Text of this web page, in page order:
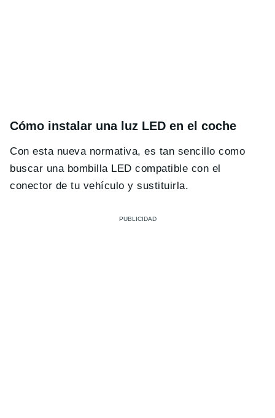
Cómo instalar una luz LED en el coche
Con esta nueva normativa, es tan sencillo como
buscar una bombilla LED compatible con el
conector de tu vehículo y sustituirla.